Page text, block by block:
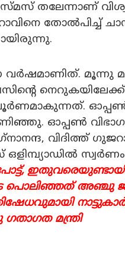
തലേന്നാണ്
തോൽപിച്ച്
മൂന്നു
ഓപ്പൺ
ഓപ്പൺ
വിദിത്ത്
പൊലിഞ്ഞത് അഞ്ചു
മന്ത്രി